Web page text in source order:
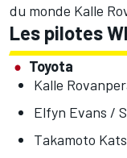
du monde Kalle
Les pilotes
Toyota
Kalle
Elfyn Evans /
Takamoto